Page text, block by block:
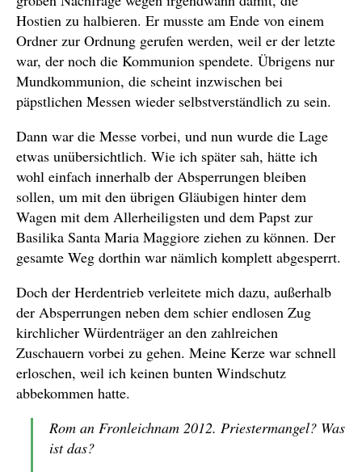
Hostien zu halbieren. Er musste am Ende von einem
Ordner zur Ordnung gerufen werden, weil er der letzte
war, der noch die Kommunion spendete. Übrigens nur
Mundkommunion, die scheint inzwischen bei
päpstlichen Messen wieder selbstverständlich zu sein.
Dann war die Messe vorbei, und nun wurde die Lage
etwas unübersichtlich. Wie ich später sah, hätte ich
wohl einfach innerhalb der Absperrungen bleiben
sollen, um mit den übrigen Gläubigen hinter dem
Wagen mit dem Allerheiligsten und dem Papst zur
Basilika Santa Maria Maggiore ziehen zu können. Der
gesamte Weg dorthin war nämlich komplett abgesperrt.
Doch der Herdentrieb verleitete mich dazu, außerhalb
der Absperrungen neben dem schier endlosen Zug
kirchlicher Würdenträger an den zahlreichen
Zuschauern vorbei zu gehen. Meine Kerze war schnell
erloschen, weil ich keinen bunten Windschutz
abbekommen hatte.
Rom an Fronleichnam 2012. Priestermangel? Was
ist das?